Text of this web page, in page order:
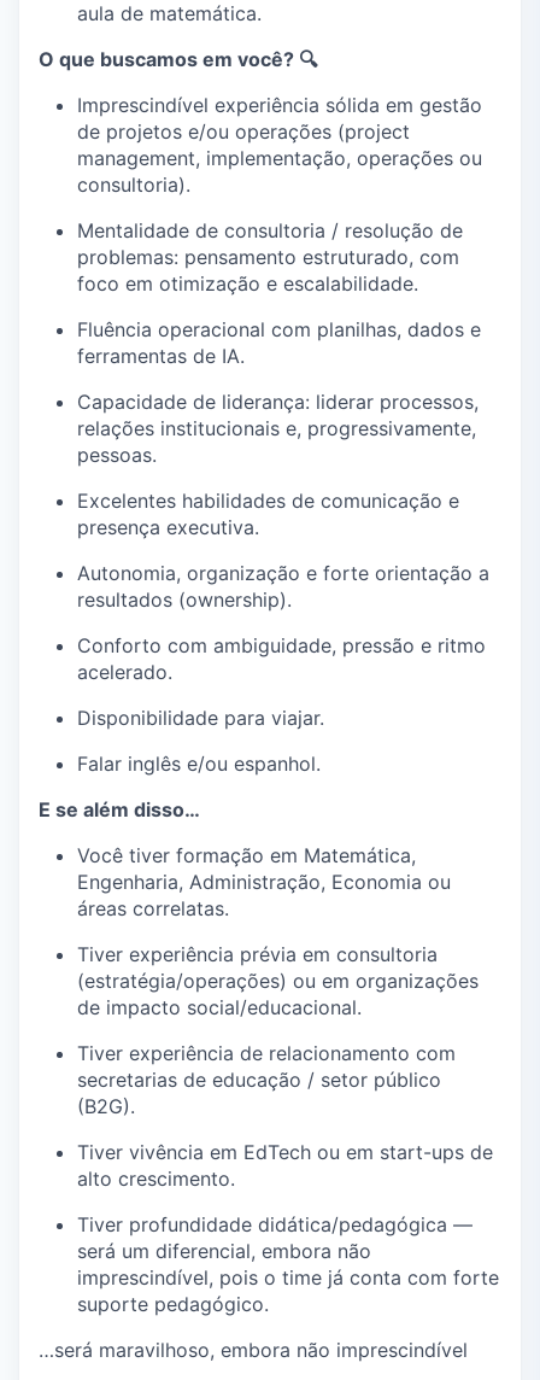
aula de matemática.
O que buscamos em você? 🔍
Imprescindível experiência sólida em gestão
de projetos e/ou operações (project
management, implementação, operações ou
consultoria).
Mentalidade de consultoria / resolução de
problemas: pensamento estruturado, com
foco em otimização e escalabilidade.
Fluência operacional com planilhas, dados e
ferramentas de IA.
Capacidade de liderança: liderar processos,
relações institucionais e, progressivamente,
pessoas.
Excelentes habilidades de comunicação e
presença executiva.
Autonomia, organização e forte orientação a
resultados (ownership).
Conforto com ambiguidade, pressão e ritmo
acelerado.
Disponibilidade para viajar.
Falar inglês e/ou espanhol.
E se além disso…
Você tiver formação em Matemática,
Engenharia, Administração, Economia ou
áreas correlatas.
Tiver experiência prévia em consultoria
(estratégia/operações) ou em organizações
de impacto social/educacional.
Tiver experiência de relacionamento com
secretarias de educação / setor público
(B2G).
Tiver vivência em EdTech ou em start-ups de
alto crescimento.
Tiver profundidade didática/pedagógica —
será um diferencial, embora não
imprescindível, pois o time já conta com forte
suporte pedagógico.
…será maravilhoso, embora não imprescindível